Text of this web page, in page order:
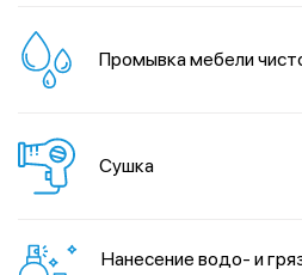
Промывка мебели
Сушка
Нанесение водо- и